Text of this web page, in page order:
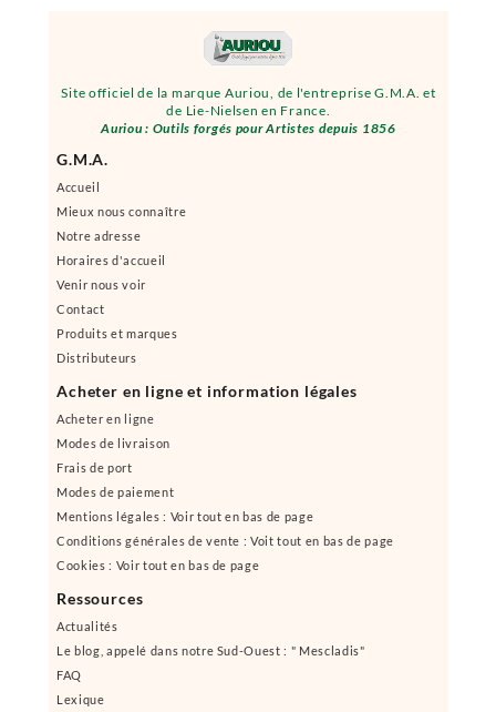
Site officiel de la marque Auriou, de l'entreprise G.M.A. et
de Lie-Nielsen en France.
Auriou : Outils forgés pour Artistes depuis 1856
G.M.A.
Accueil
Mieux nous connaître
Notre adresse
Horaires d'accueil
Venir nous voir
Contact
Produits et marques
Distributeurs
Acheter en ligne et information légales
Acheter en ligne
Modes de livraison
Frais de port
Modes de paiement
Mentions légales : Voir tout en bas de page
Conditions générales de vente : Voit tout en bas de page
Cookies : Voir tout en bas de page
Ressources
Actualités
Le blog, appelé dans notre Sud-Ouest : " Mescladis"
FAQ
Lexique